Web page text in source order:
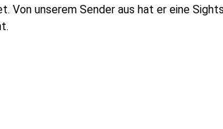
Von unserem Sender aus hat er eine